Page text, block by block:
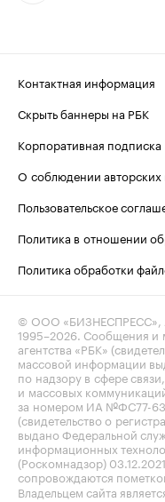
Контактная информация
Скрыть баннеры на РБК
Корпоративная подписка
О соблюдении авторских
Пользовательское
Политика в отношении
Политика обработки
© ООО «БИЗНЕСПРЕСС»,
1995–2026 . Сообщения
агентства «РБК»
массовой информации
по надзору в сфере
и массовых
за номером ИА №ФС77-
(свидетельство о
выдано Федеральной
информационных
(Роскомнадзор)
сопровождаются
Владельцем сайта